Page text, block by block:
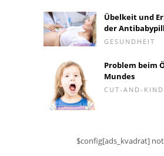
Übelkeit und
der
GESUNDHEIT
Problem beim
Mundes
CUT-AND-KIND
$config[ads_kvadrat]